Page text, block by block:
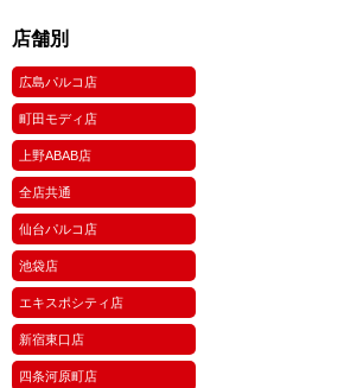
店舗別
広島パルコ店
町田モディ店
上野ABAB店
全店共通
仙台パルコ店
池袋店
エキスポシティ店
新宿東口店
四条河原町店